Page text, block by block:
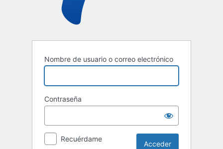
Nombre de usuario o correo electrónico
Contraseña
Recuérdame